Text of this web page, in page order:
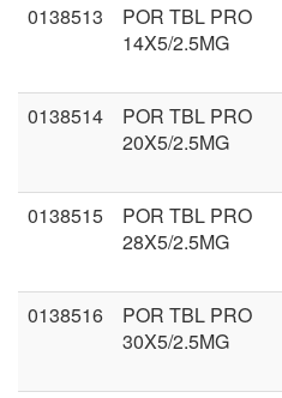
0138513
POR TBL PRO
14X5/2.5MG
0138514
POR TBL PRO
20X5/2.5MG
0138515
POR TBL PRO
28X5/2.5MG
0138516
POR TBL PRO
30X5/2.5MG